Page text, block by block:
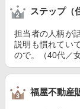
ステップ（
担当者の人柄が
説明も慣れてい
ので。（40代／女
福屋不動産